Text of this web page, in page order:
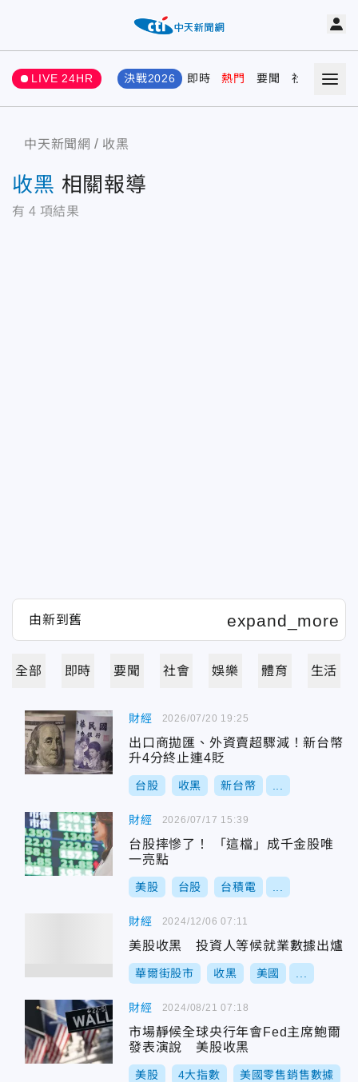
LIVE 24HR 決戰2026 即時 熱門 要聞 社會 娛樂
中天新聞網 收黑
收黑 相關報導
有 4 項結果
全部 即時 要聞 社會 娛樂 體育 生活
財經
出口商拋匯、外資賣超驟減！新台幣
升4分終止連4貶
台股 收黑 新台幣
2026/07/20 19:25
財經
台股摔慘了！ 「這檔」成千金股唯
一亮點
美股 台股 台積電
2026/07/17 15:39
財經
美股收黑 投資人等候就業數據出爐
華爾街股市 收黑 美國
2024/12/06 07:11
財經
市場靜候全球央行年會Fed主席鮑爾
發表演說 美股收黑
美股 4大指數 美國零售銷售數據
2024/08/21 07:18